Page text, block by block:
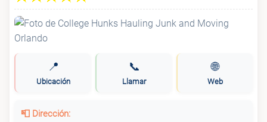
📍
Ubicación
📞
Llamar
🌐
Web
📮 Dirección: